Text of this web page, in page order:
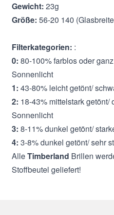
Gewicht: 23g
Größe: 56-20 140
Filterkategorien: :
0: 80-100% farblos oder
Sonnenlicht
1: 43-80% leicht getönt/
2: 18-43% mittelstark getönt/
Sonnenlicht
3: 8-11% dunkel getönt/
4: 3-8% dunkel getönt/ sehr
AlleTimberland Brillen
Stoffbeutel geliefert!